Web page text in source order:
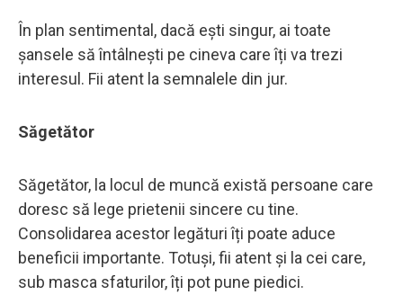
În plan sentimental, dacă ești singur, ai toate
șansele să întâlnești pe cineva care îți va trezi
interesul. Fii atent la semnalele din jur.
Săgetător
Săgetător, la locul de muncă există persoane care
doresc să lege prietenii sincere cu tine.
Consolidarea acestor legături îți poate aduce
beneficii importante. Totuși, fii atent și la cei care,
sub masca sfaturilor, îți pot pune piedici.